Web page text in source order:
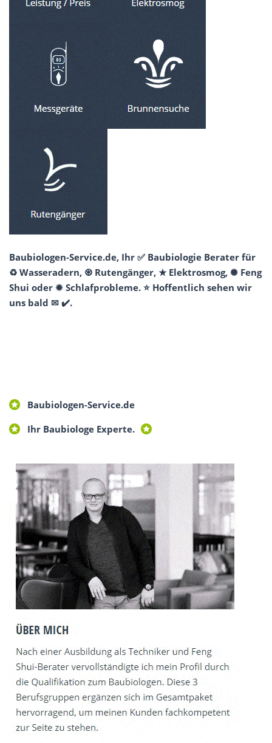
Baubiologen-Service.de, Ihr ✅ Baubiologie Berater für
♻ Wasseradern, ♼ Rutengänger, ★ Elektrosmog, ✺ Feng
Shui oder ✹ Schlafprobleme. ⭐ Hoffentlich sehen wir
uns bald ✉ ✔️.
Baubiologen-Service.de
Ihr Baubiologe Experte.